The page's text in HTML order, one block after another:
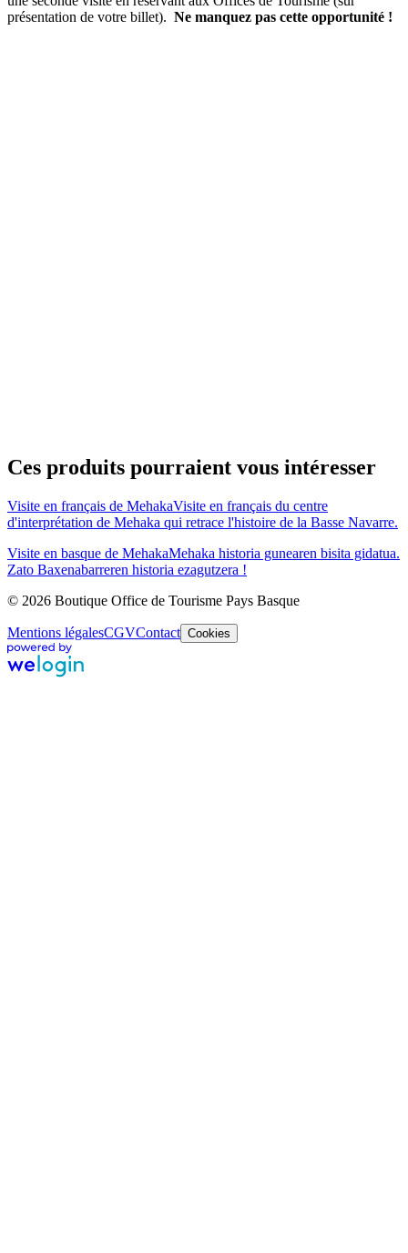
présentation de votre billet). Ne manquez pas cette opportunité !
Ces produits pourraient vous intéresser
Visite en français de MehakaVisite en français du centre
d'interprétation de Mehaka qui retrace l'histoire de la Basse Navarre.
Visite en basque de MehakaMehaka historia gunearen bisita gidatua.
Zato Baxenabarreren historia ezagutzera !
© 2026 Boutique Office de Tourisme Pays Basque
Mentions légalesCGVContact Cookies